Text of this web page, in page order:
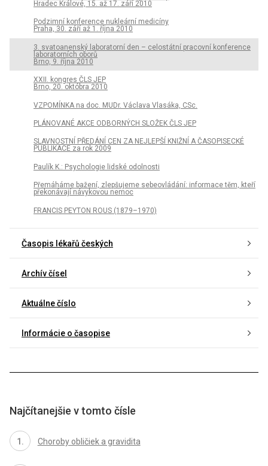
Hradec Králové, 15. až 17. září 2010
Podzimní konference nukleární medicíny
Praha, 30. září až 1. října 2010
3. svatoanenský laboratorní den – celostátní pracovní konference
laboratorních oborů
Brno, 9. října 2010
XXII. kongres ČLS JEP
Brno, 20. októbra 2010
VZPOMÍNKA na doc. MUDr. Václava Vlasáka, CSc.
PLÁNOVANÉ AKCE ODBORNÝCH SLOŽEK ČLS JEP
SLAVNOSTNÍ PŘEDÁNÍ CEN ZA NEJLEPŠÍ KNIŽNÍ A ČASOPISECKÉ
PUBLIKACE za rok 2009
Paulík K.: Psychologie lidské odolnosti
Přemáháme bažení, zlepšujeme sebeovládání: informace těm, kteří
překonávají návykovou nemoc
FRANCIS PEYTON ROUS (1879–1970)
Časopis lékařů českých
Archív čísel
Aktuálne číslo
Informácie o časopise
Najčítanejšie v tomto čísle
Choroby obličiek a gravidita